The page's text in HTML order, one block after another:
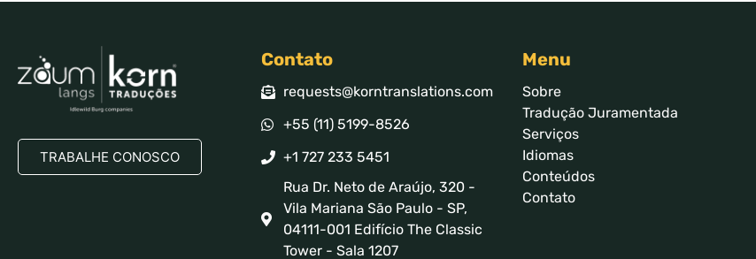
TRABALHE CONOSCO
Contato
requests@korntranslations.com
+55 (11) 5199-8526
+1 727 233 5451
Rua Dr. Neto de Araújo, 320 -
Vila Mariana São Paulo - SP,
04111-001 Edifício The Classic
Tower - Sala 1207
Menu
Sobre
Tradução Juramentada
Serviços
Idiomas
Conteúdos
Contato